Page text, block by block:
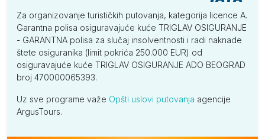
Za organizovanje turističkih putovanja, kategorija licence A.
Garantna polisa osiguravajuće kuće TRIGLAV OSIGURANJE
- GARANTNA polisa za slučaj insolventnosti i radi naknade
štete osiguranika (limit pokrića 250.000 EUR) od
osiguravajuće kuće TRIGLAV OSIGURANJE ADO BEOGRAD
broj 470000065393.
Uz sve programe važe Opšti uslovi putovanja agencije
ArgusTours.